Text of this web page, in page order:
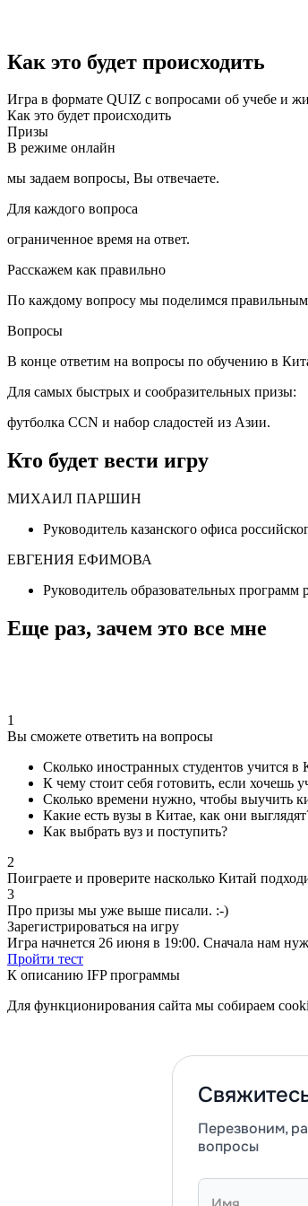
Как это будет происходить
Игра в формате QUIZ с вопросами об учебе и
Как это будет происходить
Призы
В режиме онлайн
мы задаем вопросы, Вы отвечаете.
Для каждого вопроса
ограниченное время на ответ.
Расскажем как правильно
По каждому вопросу мы поделимся
Вопросы
В конце ответим на вопросы по обучению в
Для самых быстрых и сообразительных призы:
футболка CCN и набор сладостей из Азии.
Кто будет вести игру
МИХАИЛ ПАРШИН
Руководитель казанского офиса
ЕВГЕНИЯ ЕФИМОВА
Руководитель образовательных программ
Еще раз, зачем это все мне
1
Вы сможете ответить на вопросы
Сколько иностранных студентов учится в
К чему стоит себя готовить, если хочешь
Сколько времени нужно, чтобы выучить
Какие есть вузы в Китае, как они
Как выбрать вуз и поступить?
2
Поиграете и проверите насколько Китай
3
Про призы мы уже выше писали. :-)
Зарегистрироваться на игру
Игра начнется 26 июня в 19:00. Сначала нам
Пройти тест
К описанию IFP программы
Для функционирования сайта мы собираем
Перезвоним,
вопросы